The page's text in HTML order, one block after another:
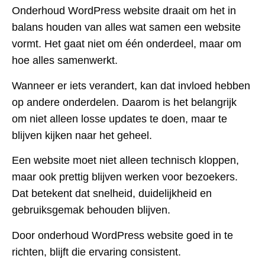
Onderhoud WordPress website draait om het in
balans houden van alles wat samen een website
vormt. Het gaat niet om één onderdeel, maar om
hoe alles samenwerkt.
Wanneer er iets verandert, kan dat invloed hebben
op andere onderdelen. Daarom is het belangrijk
om niet alleen losse updates te doen, maar te
blijven kijken naar het geheel.
Een website moet niet alleen technisch kloppen,
maar ook prettig blijven werken voor bezoekers.
Dat betekent dat snelheid, duidelijkheid en
gebruiksgemak behouden blijven.
Door onderhoud WordPress website goed in te
richten, blijft die ervaring consistent.